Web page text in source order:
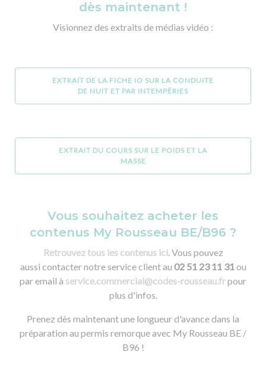
dès maintenant !
Visionnez des extraits de médias vidéo :
EXTRAIT DE LA FICHE IO SUR LA CONDUITE
DE NUIT ET PAR INTEMPÉRIES
EXTRAIT DU COURS SUR LE POIDS ET LA
MASSE
Vous souhaitez acheter les
contenus My Rousseau BE/B96 ?
Retrouvez tous les contenus ici.Vous pouvez
aussi contacter notre service client au 02 51 23 11 31ou
par email à service.commercial@codes-rousseau.frpour
plus d'infos.
Prenez dès maintenant une longueur d'avance dans la
préparation au permis remorque avec My Rousseau BE /
B96 !